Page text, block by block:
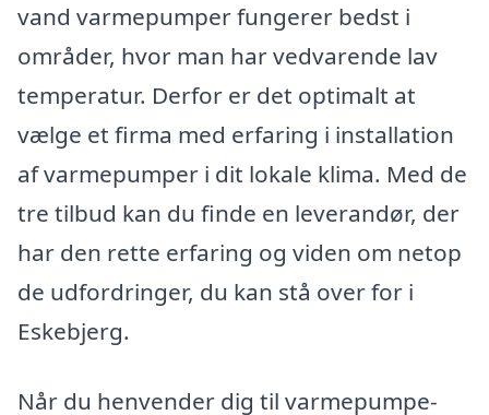
vand varmepumper fungerer bedst i
områder, hvor man har vedvarende lav
temperatur. Derfor er det optimalt at
vælge et firma med erfaring i installation
af varmepumper i dit lokale klima. Med de
tre tilbud kan du finde en leverandør, der
har den rette erfaring og viden om netop
de udfordringer, du kan stå over for i
Eskebjerg.
Når du henvender dig til varmepumpe-